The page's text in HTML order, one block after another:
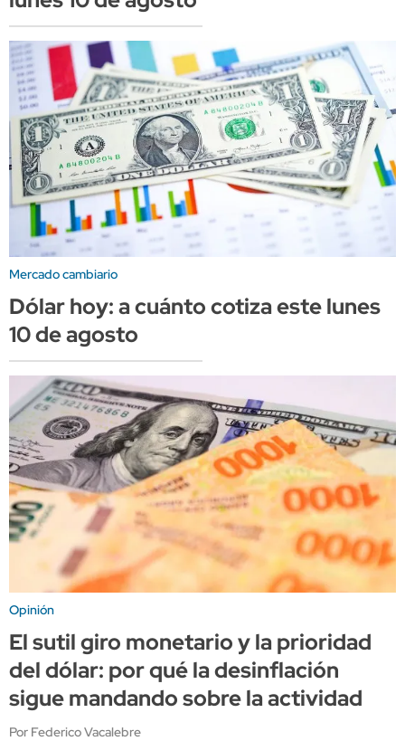
Mercado cambiario
Dólar hoy: a cuánto cotiza este lunes
10 de agosto
Opinión
El sutil giro monetario y la prioridad
del dólar: por qué la desinflación
sigue mandando sobre la actividad
Por Federico Vacalebre